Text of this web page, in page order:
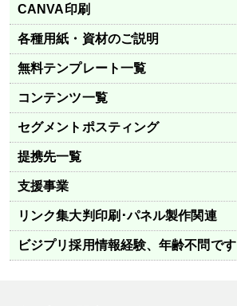
CANVA印刷
各種用紙・資材のご説明
無料テンプレート一覧
コンテンツ一覧
セグメントポスティング
提携先一覧
支援事業
リンク集大判印刷･パネル製作関連
ビジプリ採用情報経験、年齢不問です